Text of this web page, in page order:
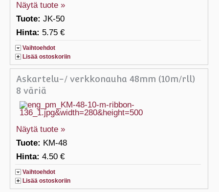
Näytä tuote »
Tuote: JK-50
Hinta: 5.75 €
Vaihtoehdot
Lisää ostoskoriin
Askartelu-/ verkkonauha 48mm (10m/rll)
8 väriä
Näytä tuote »
Tuote: KM-48
Hinta: 4.50 €
Vaihtoehdot
Lisää ostoskoriin